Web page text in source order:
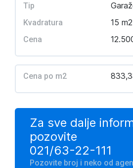
Tip
Kvadratura 15 m2
Cena
Cena po m2
Za sve dalje
pozovite
021/63-22-111
Pozovite broj i neko od